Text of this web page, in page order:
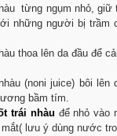
từng ngụm nhỏ, giữ
những người bị trầm
thoa lên da đầu để
(noni juice) bôi lên
bầm tím.
trái nhàu để nhỏ vào
lưu ý dùng nước